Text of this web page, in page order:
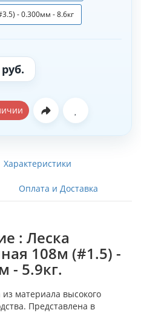
- 0.300мм - 8.6кг
Характеристики
Оплата и Доставка
: Леска
108м (#1.5) -
- 5.9кг.
материала высокого
Представлена в